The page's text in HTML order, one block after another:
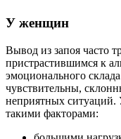
У женщин
Вывод из запоя часто
пристрастившимся к
эмоционального
чувствительны,
неприятных ситуаций.
такими факторами: